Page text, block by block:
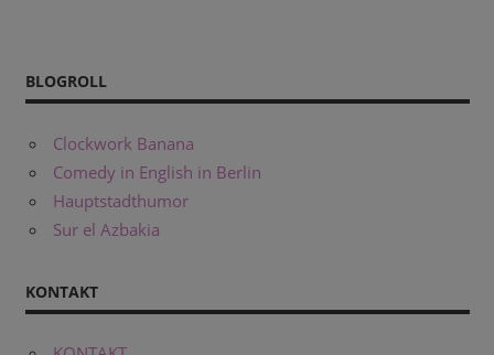
BLOGROLL
Clockwork Banana
Comedy in English in Berlin
Hauptstadthumor
Sur el Azbakia
KONTAKT